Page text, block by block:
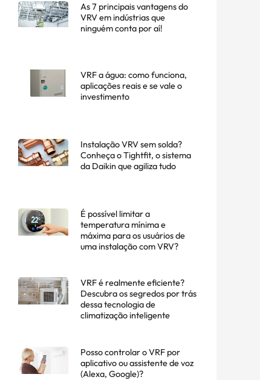
As 7 principais vantagens do
VRV em indústrias que
ninguém conta por aí!
VRF a água: como funciona,
aplicações reais e se vale o
investimento
Instalação VRV sem solda?
Conheça o Tightfit, o sistema
da Daikin que agiliza tudo
É possível limitar a
temperatura mínima e
máxima para os usuários de
uma instalação com VRV?
VRF é realmente eficiente?
Descubra os segredos por trás
dessa tecnologia de
climatização inteligente
Posso controlar o VRF por
aplicativo ou assistente de voz
(Alexa, Google)?